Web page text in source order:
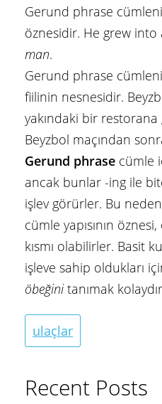
Gerund phrase
öznesidir. He grew into
man.
Gerund phrase
fiilinin nesnesidir.
yakındaki bir restorana
Beyzbol maçından
Gerund phrase cümle
ancak bunlar -ing ile
işlev görürler. Bu
cümle yapısının
kısmı olabilirler. Basit
işleve sahip oldukları
öbeğinitanımak
ulaçlar
Recent Posts